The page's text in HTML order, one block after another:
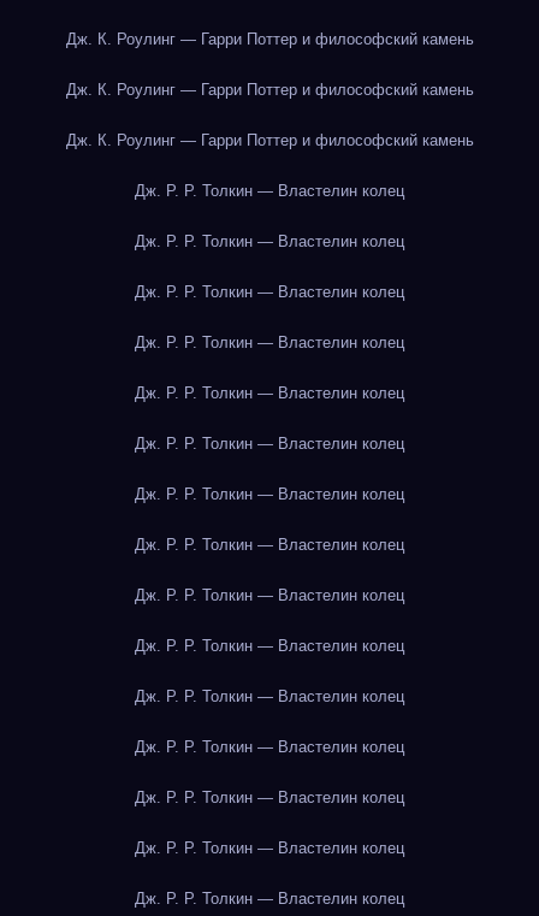
Дж. К. Роулинг — Гарри Поттер и философский камень
Дж. К. Роулинг — Гарри Поттер и философский камень
Дж. К. Роулинг — Гарри Поттер и философский камень
Дж. Р. Р. Толкин — Властелин колец
Дж. Р. Р. Толкин — Властелин колец
Дж. Р. Р. Толкин — Властелин колец
Дж. Р. Р. Толкин — Властелин колец
Дж. Р. Р. Толкин — Властелин колец
Дж. Р. Р. Толкин — Властелин колец
Дж. Р. Р. Толкин — Властелин колец
Дж. Р. Р. Толкин — Властелин колец
Дж. Р. Р. Толкин — Властелин колец
Дж. Р. Р. Толкин — Властелин колец
Дж. Р. Р. Толкин — Властелин колец
Дж. Р. Р. Толкин — Властелин колец
Дж. Р. Р. Толкин — Властелин колец
Дж. Р. Р. Толкин — Властелин колец
Дж. Р. Р. Толкин — Властелин колец